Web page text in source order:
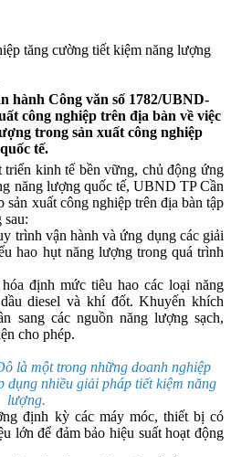
tăng cường tiết kiệm năng lượng
hành Công văn số 1782/UBND-
công nghiệp trên địa bàn về việc
trong sản xuất công nghiệp
tế.
triển kinh tế bền vững, chủ động ứng
năng lượng quốc tế, UBND TP Cần
sản xuất công nghiệp trên địa bàn tập
sau:
trình vận hành và ứng dụng các giải
hao hụt năng lượng trong quá trình
định mức tiêu hao các loại năng
diesel và khí đốt. Khuyến khích
sang các nguồn năng lượng sạch,
cho phép.
là một trong những doanh nghiệp
nhiều giải pháp tiết kiệm năng
lượng.
định kỳ các máy móc, thiết bị có
lớn để đảm bảo hiệu suất hoạt động